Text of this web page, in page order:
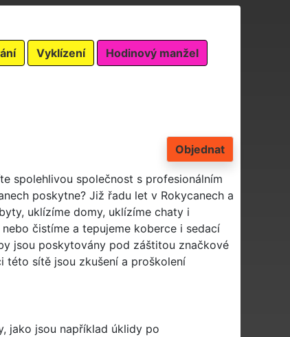
Vyklízení Hodinový manžel
Objednat
spolehlivou společnost s profesionálním
poskytne? Již řadu let v Rokycanech a
uklízíme domy, uklízíme chaty i
čistíme a tepujeme koberce i sedací
jsou poskytovány pod záštitou značkové
této sítě jsou zkušení a proškolení
jako jsou například úklidy po